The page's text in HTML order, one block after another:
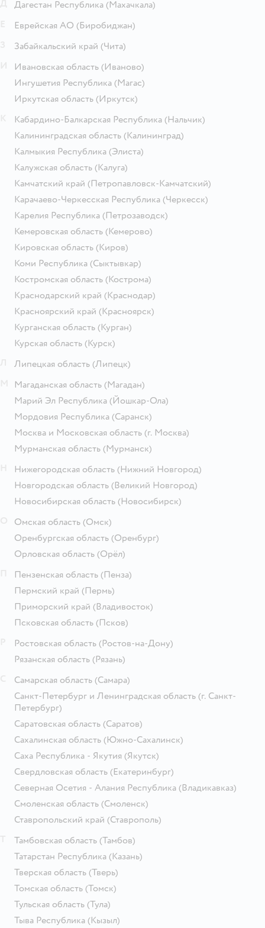
Дагестан Республика (Махачкала)
Еврейская АО (Биробиджан)
Забайкальский край (Чита)
Ивановская область (Иваново)
Ингушетия Республика (Магас)
Иркутская область (Иркутск)
Кабардино-Балкарская Республика (Нальчик)
Калининградская область (Калининград)
Калмыкия Республика (Элиста)
Калужская область (Калуга)
Камчатский край (Петропавловск-Камчатский)
Карачаево-Черкесская Республика (Черкесск)
Карелия Республика (Петрозаводск)
Кемеровская область (Кемерово)
Кировская область (Киров)
Коми Республика (Сыктывкар)
Костромская область (Кострома)
Краснодарский край (Краснодар)
Красноярский край (Красноярск)
Курганская область (Курган)
Курская область (Курск)
Липецкая область (Липецк)
Магаданская область (Магадан)
Марий Эл Республика (Йошкар-Ола)
Мордовия Республика (Саранск)
Москва и Московская область (г. Москва)
Мурманская область (Мурманск)
Нижегородская область (Нижний Новгород)
Новгородская область (Великий Новгород)
Новосибирская область (Новосибирск)
Омская область (Омск)
Оренбургская область (Оренбург)
Орловская область (Орёл)
Пензенская область (Пенза)
Пермский край (Пермь)
Приморский край (Владивосток)
Псковская область (Псков)
Ростовская область (Ростов-на-Дону)
Рязанская область (Рязань)
Самарская область (Самара)
Санкт-Петербург и Ленинградская область (г. Санкт-
Петербург)
Саратовская область (Саратов)
Сахалинская область (Южно-Сахалинск)
Саха Республика - Якутия (Якутск)
Свердловская область (Екатеринбург)
Северная Осетия - Алания Республика (Владикавказ)
Смоленская область (Смоленск)
Ставропольский край (Ставрополь)
Тамбовская область (Тамбов)
Татарстан Республика (Казань)
Тверская область (Тверь)
Томская область (Томск)
Тульская область (Тула)
Тыва Республика (Кызыл)